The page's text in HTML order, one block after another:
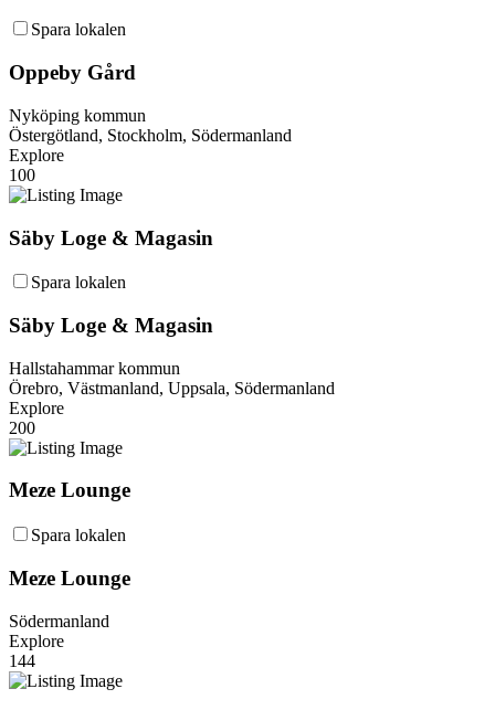
Spara lokalen
Oppeby Gård
Nyköping kommun
Östergötland, Stockholm, Södermanland
Explore
100
Säby Loge & Magasin
Spara lokalen
Säby Loge & Magasin
Hallstahammar kommun
Örebro, Västmanland, Uppsala, Södermanland
Explore
200
Meze Lounge
Spara lokalen
Meze Lounge
Södermanland
Explore
144